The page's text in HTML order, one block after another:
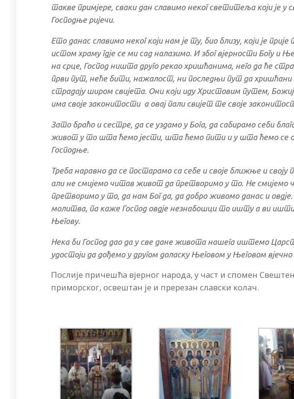
такве примјере, сваки дан славимо неког светитеља који је
Господње ријечи.
Ето данас славимо неког који нам је ту, био близу, који је
истом храму гдје се ми сад налазимо. И због вјерности Богу и
на срце, Господ ништа друго рекао хришћанима, него да ће
први пут, неће бити, нажалост, ни последњи пут да хришћани
страдају широм свијета. Они који иду Христовим путем,
има своје законитости а овај пали свијет те своје
Зато браћо и сестре, да се уздамо у Бога, да сабирамо себи
живот у то шта ћемо јести, шта ћемо пити и у шта ћемо се
Господње.
Треба наравно да се постарамо са себе и своје ближње и
али не смијемо читав живот да претворимо у то. Не смијемо
претворимо у то, да нам Бог да, да добро живомо данас и
молитва, па каже Господ овдје незнабошци то ишту а ви
Његову.
Нека би Господ дао да у све дане живота нашега иштемо
удостоји да дођемо у другом доласку Његовом у Његовом
Послије причешћа вјерног народа, у част и спомен
приморског, освештан је и пререзан славски колач.